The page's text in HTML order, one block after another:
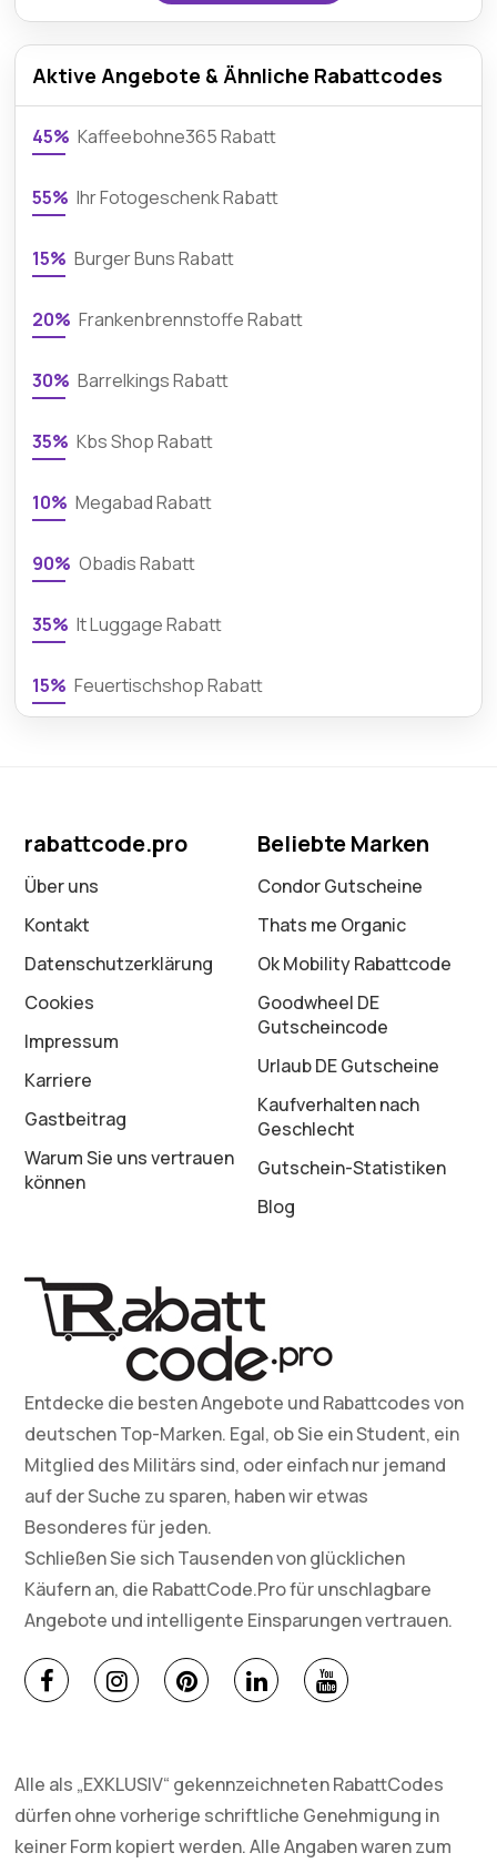
Aktive Angebote & Ähnliche Rabattcodes
45% Kaffeebohne365 Rabatt
55% Ihr Fotogeschenk Rabatt
15% Burger Buns Rabatt
20% Frankenbrennstoffe Rabatt
30% Barrelkings Rabatt
35% Kbs Shop Rabatt
10% Megabad Rabatt
90% Obadis Rabatt
35% It Luggage Rabatt
15% Feuertischshop Rabatt
rabattcode.pro
Über uns
Kontakt
Datenschutz­erklärung
Cookies
Impressum
Karriere
Gastbeitrag
Warum Sie uns vertrauen
können
Beliebte Marken
Condor Gutscheine
Thats me Organic
Ok Mobility Rabattcode
Goodwheel DE
Gutscheincode
Urlaub DE Gutscheine
Kaufverhalten nach
Geschlecht
Gutschein-Statistiken
Blog
Entdecke die besten Angebote und Rabattcodes von
deutschen Top-Marken. Egal, ob Sie ein Student, ein
Mitglied des Militärs sind, oder einfach nur jemand
auf der Suche zu sparen, haben wir etwas
Besonderes für jeden.
Schließen Sie sich Tausenden von glücklichen
Käufern an, die RabattCode.Pro für unschlagbare
Angebote und intelligente Einsparungen vertrauen.
Alle als „EXKLUSIV“ gekennzeichneten RabattCodes
dürfen ohne vorherige schriftliche Genehmigung in
keiner Form kopiert werden. Alle Angaben waren zum